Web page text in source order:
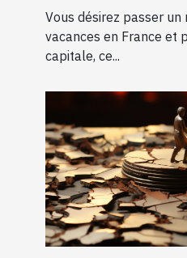
Vous désirez passer
vacances en France et
capitale, ce...